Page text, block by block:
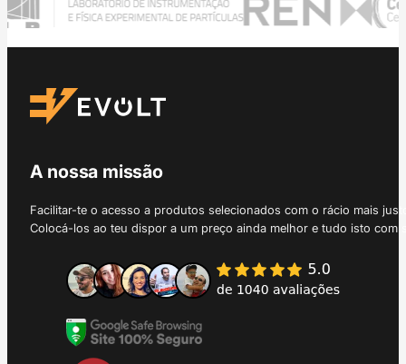
A nossa missão
Facilitar-te o acesso a produtos selecionados com o rácio mais
Colocá-los ao teu dispor a um preço ainda melhor e tudo isto